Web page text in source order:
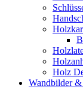
Holz
Wandbilder